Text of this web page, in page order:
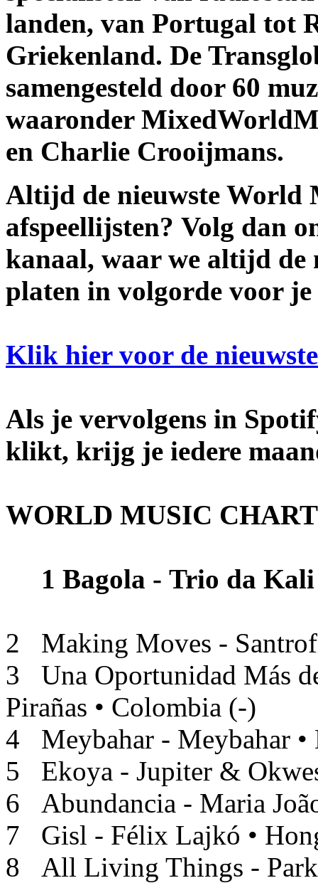
landen, van Portugal tot
Griekenland. De
samengesteld door 60
waaronder
en Charlie Crooijmans.
Altijd de nieuwste World
afspeellijsten? Volg dan
kanaal, waar we altijd
platen in volgorde voor je
Klik hier voor de
Als je vervolgens in
klikt, krijg je iedere
WORLD MUSIC
1 Bagola - Trio da
2 Making Moves -
3 Una Oportunidad Más
Pirañas • Colombia (-)
4 Meybahar - Meybahar •
5 Ekoya - Jupiter &
6 Abundancia - Maria
7 Gisl - Félix Lajkó •
8 All Living Things - Park